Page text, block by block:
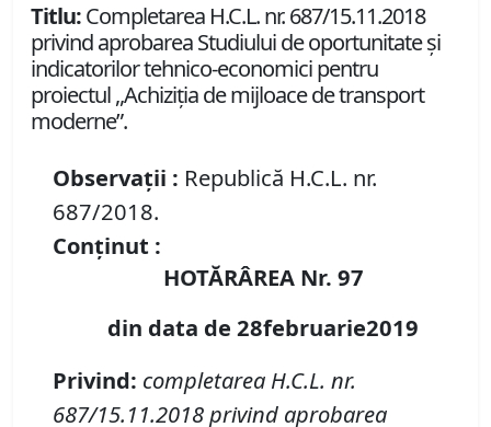
Titlu:Completarea H.C.L. nr. 687/15.11.2018
privind aprobarea Studiului de oportunitate şi
indicatorilor tehnico-economici pentru
proiectul ,,Achiziţia de mijloace de transport
moderne”.
Observații : Republică H.C.L. nr.
687/2018.
Conținut :
HOTĂRÂREA Nr. 97
din data de 28februarie2019
Privind: completarea H.C.L. nr.
687/15.11.2018 privind aprobarea